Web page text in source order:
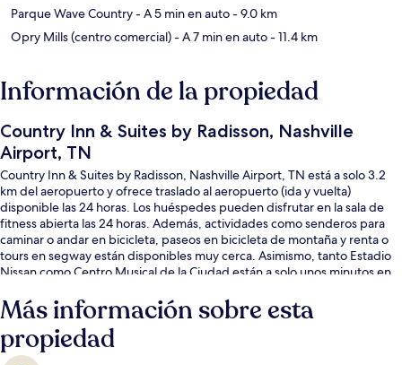
Parque Wave Country- A 5 min en auto- 9.0 km
Opry Mills (centro comercial)- A 7 min en auto- 11.4 km
Información de la propiedad
Country Inn & Suites by Radisson, Nashville
Airport, TN
Country Inn & Suites by Radisson, Nashville Airport, TN está a solo 3.2
km del aeropuerto y ofrece traslado al aeropuerto (ida y vuelta)
disponible las 24 horas. Los huéspedes pueden disfrutar en la sala de
fitness abierta las 24 horas. Además, actividades como senderos para
caminar o andar en bicicleta, paseos en bicicleta de montaña y renta o
tours en segway están disponibles muy cerca. Asimismo, tanto Estadio
Nissan como Centro Musical de la Ciudad están a solo unos minutos en
buenas calificaciones de otros visitantes.
Más información sobre esta
propiedad